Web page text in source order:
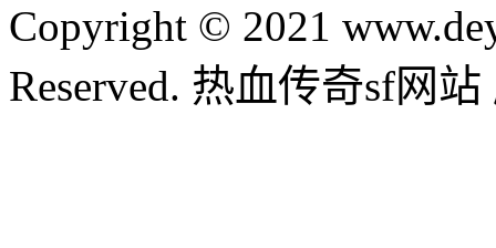
Copyright © 2021
Reserved. 热血传奇sf网